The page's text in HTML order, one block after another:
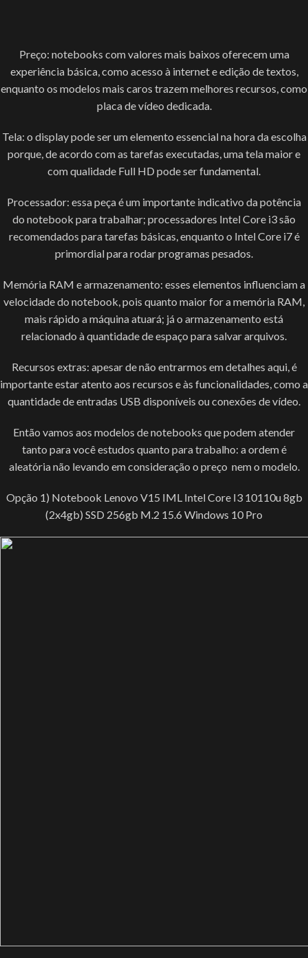
Preço: notebooks com valores mais baixos oferecem uma
experiência básica, como acesso à internet e edição de textos,
enquanto os modelos mais caros trazem melhores recursos, como
placa de vídeo dedicada.
Tela: o display pode ser um elemento essencial na hora da escolha
porque, de acordo com as tarefas executadas, uma tela maior e
com qualidade Full HD pode ser fundamental.
Processador: essa peça é um importante indicativo da potência
do notebook para trabalhar; processadores Intel Core i3 são
recomendados para tarefas básicas, enquanto o Intel Core i7 é
primordial para rodar programas pesados.
Memória RAM e armazenamento: esses elementos influenciam a
velocidade do notebook, pois quanto maior for a memória RAM,
mais rápido a máquina atuará; já o armazenamento está
relacionado à quantidade de espaço para salvar arquivos.
Recursos extras: apesar de não entrarmos em detalhes aqui, é
importante estar atento aos recursos e às funcionalidades, como a
quantidade de entradas USB disponíveis ou conexões de vídeo.
Então vamos aos modelos de notebooks que podem atender
tanto para você estudos quanto para trabalho: a ordem é
aleatória não levando em consideração o preço nem o modelo.
Opção 1) Notebook Lenovo V15 IML Intel Core I3 10110u 8gb
(2x4gb) SSD 256gb M.2 15.6 Windows 10 Pro